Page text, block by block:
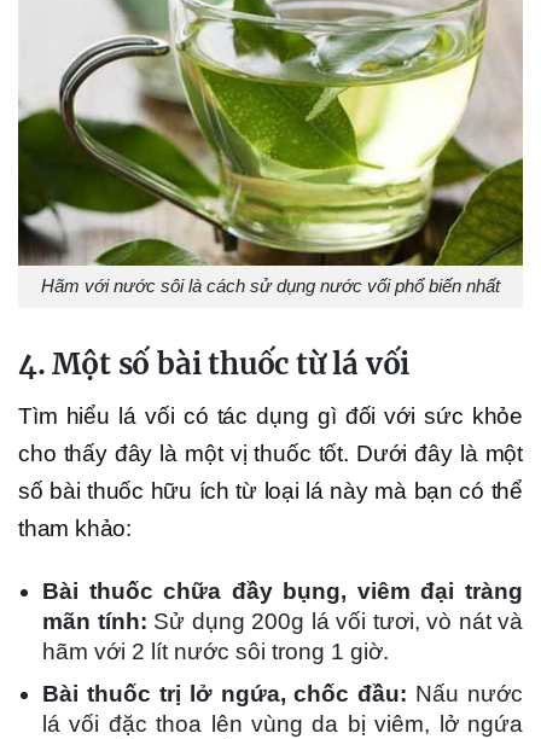
Hãm với nước sôi là cách sử dụng nước vối phổ biến nhất
4. Một số bài thuốc từ lá vối
Tìm hiểu lá vối có tác dụng gì đối với sức khỏe
cho thấy đây là một vị thuốc tốt. Dưới đây là một
số bài thuốc hữu ích từ loại lá này mà bạn có thể
tham khảo:
Bài thuốc chữa đầy bụng, viêm đại tràng
mãn tính: Sử dụng 200g lá vối tươi, vò nát và
hãm với 2 lít nước sôi trong 1 giờ.
Bài thuốc trị lở ngứa, chốc đầu: Nấu nước
lá vối đặc thoa lên vùng da bị viêm, lở ngứa